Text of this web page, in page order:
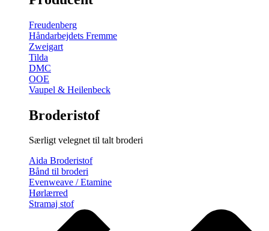
Freudenberg
Håndarbejdets Fremme
Zweigart
Tilda
DMC
OOE
Vaupel & Heilenbeck
Broderistof
Særligt velegnet til talt broderi
Aida Broderistof
Bånd til broderi
Evenweave / Etamine
Hørlærred
Stramaj stof